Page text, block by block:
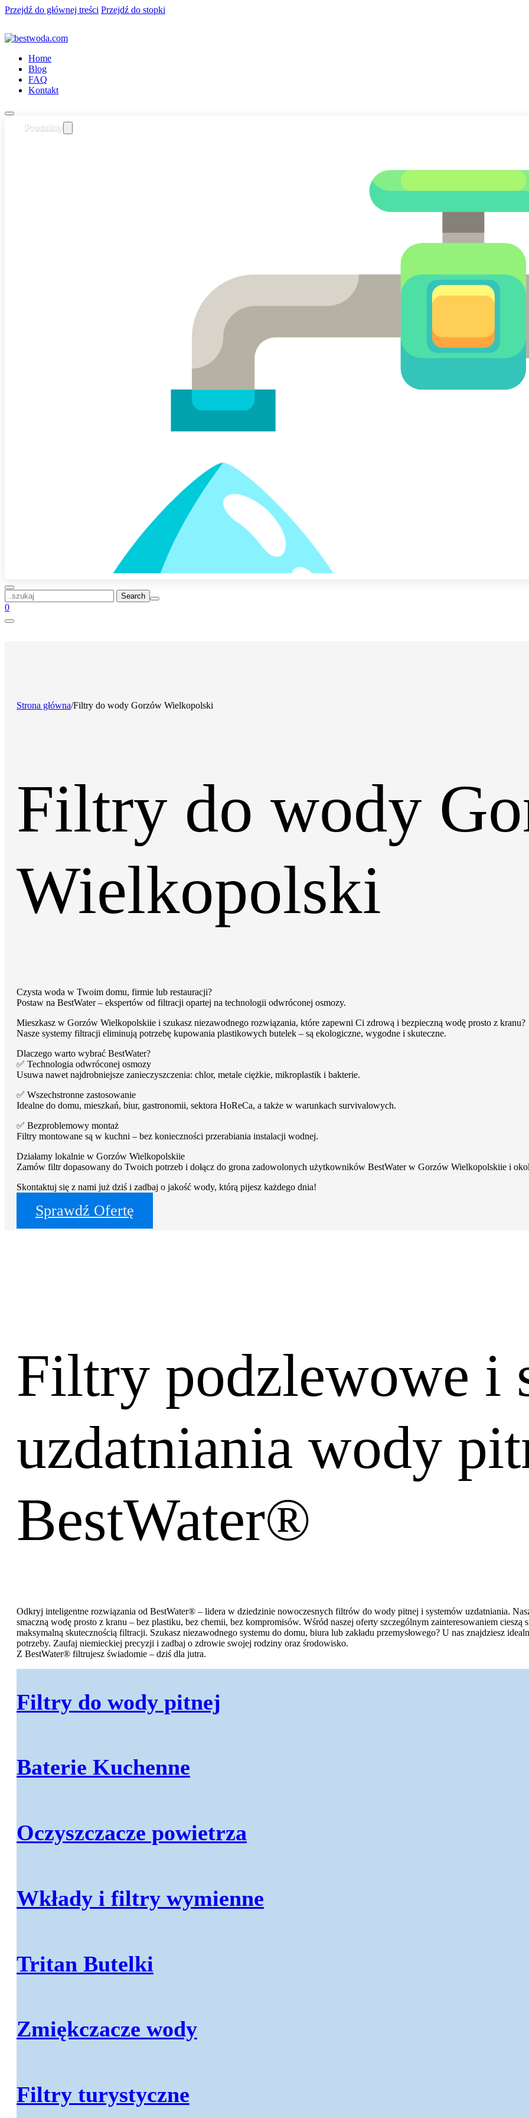
Przejdź do głównej treści Przejdź do stopki
Home
Blog
FAQ
Kontakt
Produkty
Filtry do wody z osmozy
Filtry podzlewowe BestWater Jungbrunnen – seria premium
Filtry do wody dla gastronomii i HoReCa
Filtry turystyczne na wycieczki i outdoor
Akcesoria do wody
Akcesoria kuchenne
Narzedzia do wody
Elementy montazowe
..szukaj
0
Strona główna/Filtry do wody Gorzów Wielkopolski
Filtry do wody
Wielkopolski
Czysta woda w Twoim domu, firmie lub restauracji?
Postaw na BestWater – ekspertów od filtracji opartej na technologii odwróconej osmozy.
Mieszkasz w Gorzów Wielkopolskiie i szukasz niezawodnego rozwiązania, które zapewni Ci zdrową i bezpieczną wodę prosto z kranu?
Nasze systemy filtracji eliminują potrzebę kupowania plastikowych butelek – są ekologiczne, wygodne i skuteczne.
Dlaczego warto wybrać BestWater?
✅ Technologia odwróconej osmozy
Usuwa nawet najdrobniejsze zanieczyszczenia: chlor, metale ciężkie, mikroplastik i bakterie.
✅ Wszechstronne zastosowanie
Idealne do domu, mieszkań, biur, gastronomii, sektora HoReCa, a także w warunkach survivalowych.
✅ Bezproblemowy montaż
Filtry montowane są w kuchni – bez konieczności przerabiania instalacji wodnej.
Działamy lokalnie w Gorzów Wielkopolskiie
Zamów filtr dopasowany do Twoich potrzeb i dołącz do grona zadowolonych użytkowników BestWater w Gorzów Wielkopolskiie i
Skontaktuj się z nami już dziś i zadbaj o jakość wody, którą pijesz każdego dnia!
Sprawdź Ofertę
Filtry podzlewowe i
uzdatniania wody
BestWater®
Odkryj inteligentne rozwiązania od BestWater® – lidera w dziedzinie nowoczesnych filtrów do wody pitnej i systemów uzdatniania.
smaczną wodę prosto z kranu – bez plastiku, bez chemii, bez kompromisów. Wśród naszej oferty szczególnym zainteresowaniem
maksymalną skutecznością filtracji. Szukasz niezawodnego systemu do domu, biura lub zakładu przemysłowego? U nas znajdziesz
potrzeby. Zaufaj niemieckiej precyzji i zadbaj o zdrowie swojej rodziny oraz środowisko.
Z BestWater® filtrujesz świadomie – dziś dla jutra.
Filtry do wody pitnej
Baterie Kuchenne
Oczyszczacze powietrza
Wkłady i filtry wymienne
Tritan Butelki
Zmiękczacze wody
Filtry turystyczne